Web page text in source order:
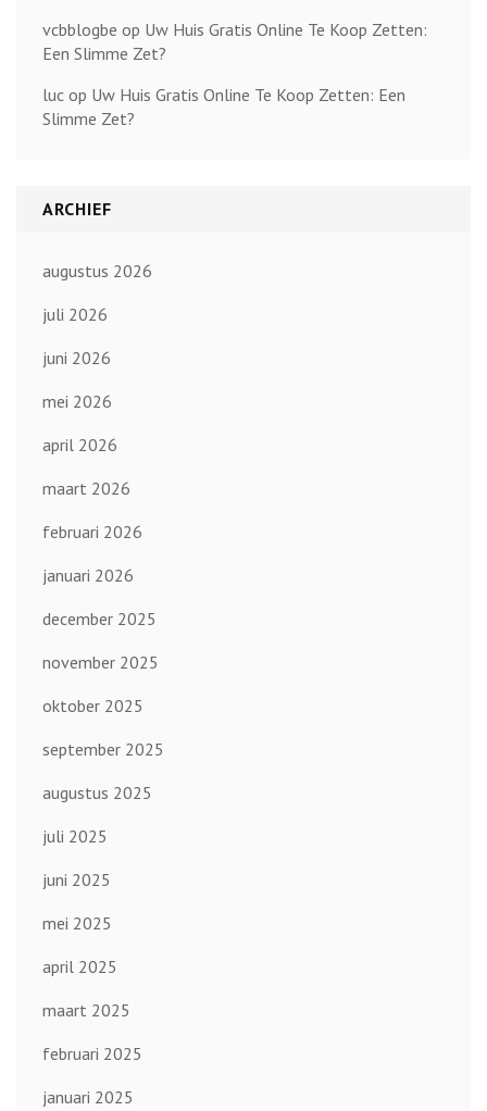
vcbblogbe op Uw Huis Gratis Online Te Koop Zetten:
Een Slimme Zet?
luc op Uw Huis Gratis Online Te Koop Zetten: Een
Slimme Zet?
ARCHIEF
augustus 2026
juli 2026
juni 2026
mei 2026
april 2026
maart 2026
februari 2026
januari 2026
december 2025
november 2025
oktober 2025
september 2025
augustus 2025
juli 2025
juni 2025
mei 2025
april 2025
maart 2025
februari 2025
januari 2025